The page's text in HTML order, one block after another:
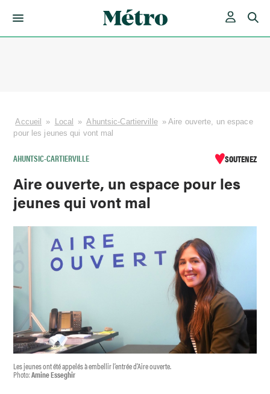
Accueil » Local » Ahuntsic-Cartierville »Aire ouverte, un espace
pour les jeunes qui vont mal
AHUNTSIC-CARTIERVILLE SOUTENEZ
Aire ouverte, un espace pour les
jeunes qui vont mal
Les jeunes ont été appelés à embellir l’entrée d’Aire ouverte.
Photo:Amine Esseghir